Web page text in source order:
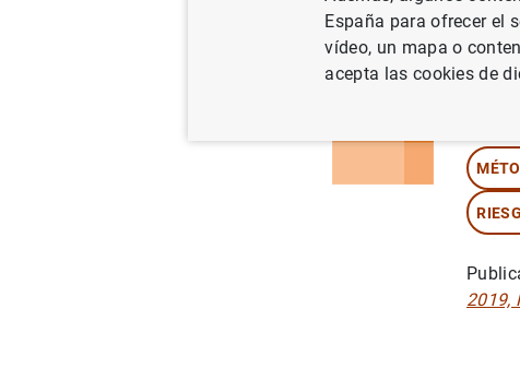
Serie:
2019,
España para ofrecer el
vídeo, un mapa o
acepta las cookies de